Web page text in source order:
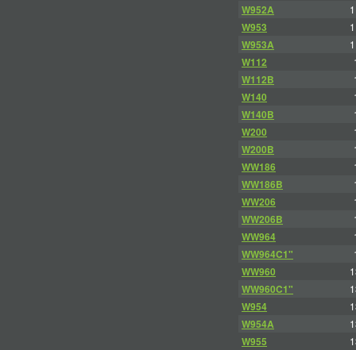
W952A
W953
W953A
W112
W112B
W140
W140B
W200
W200B
WW186
WW186B
WW206
WW206B
WW964
WW964C1"
WW960
WW960C1"
W954
W954A
W955